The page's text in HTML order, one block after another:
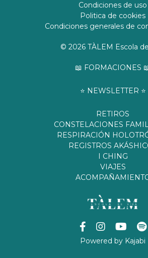
Condiciones de uso
Politica de cookies
Condiciones generales de
© 2026 TÀLEM Escola
📖 FORMACIONES
⭐️ NEWSLETTER ⭐️
RETIROS
CONSTELACIONES
RESPIRACIÓN
REGISTROS
I CHING
VIAJES
Powered by Kajabi